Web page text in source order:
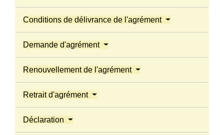
Conditions de délivrance de l'agrément
Demande d'agrément
Renouvellement de l'agrément
Retrait d'agrément
Déclaration